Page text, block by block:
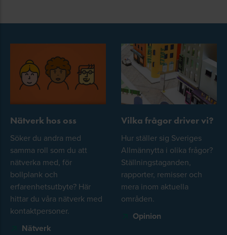
Nätverk hos oss
Söker du andra med
samma roll som du att
nätverka med, för
bollplank och
erfarenhetsutbyte? Här
hittar du våra nätverk med
kontaktpersoner.
Nätverk
Vilka frågor driver vi?
Hur ställer sig Sveriges
Allmännytta i olika frågor?
Ställningstaganden,
rapporter, remisser och
mera inom aktuella
områden.
Opinion